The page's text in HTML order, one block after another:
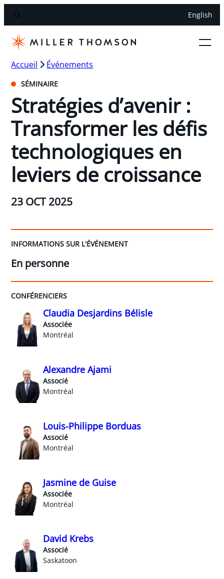
English
Accueil Événements
SÉMINAIRE
Stratégies d’avenir :
Transformer les défis
technologiques en
leviers de croissance
23 OCT 2025
INFORMATIONS SUR L'ÉVÉNEMENT
En personne
CONFÉRENCIERS
Claudia Desjardins Bélisle
Associée
Montréal
Alexandre Ajami
Associé
Montréal
Louis-Philippe Borduas
Associé
Montréal
Jasmine de Guise
Associée
Montréal
David Krebs
Associé
Saskatoon